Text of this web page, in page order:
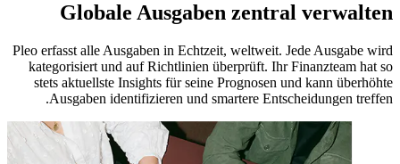
Globale Ausgaben zentral verwalten
Pleo erfasst alle Ausgaben in Echtzeit, weltweit. Jede Ausgabe wird
kategorisiert und auf Richtlinien überprüft. Ihr Finanzteam hat so
stets aktuellste Insights für seine Prognosen und kann überhöhte
Ausgaben identifizieren und smartere Entscheidungen treffen.